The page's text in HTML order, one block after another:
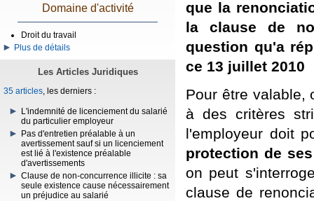
Domaine d'activité
Droit du travail
Plus de détails
Les Articles Juridiques
35 articles, les derniers :
L'indemnité de licenciement du salarié
du particulier employeur
Pas d'entretien préalable à un
avertissement sauf si un licenciement
est lié à l'existence préalable
d'avertissements
Clause de non-concurrence illicite : sa
seule existence cause nécessairement
un préjudice au salarié
que la
la clause de
question qu'a
ce 13 juillet 2010
Pour être valable,
à des critères
l'employeur doit
protection de
on peut
clause de